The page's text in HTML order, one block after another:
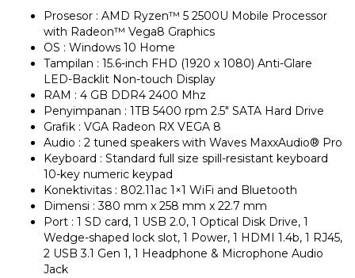
Prosesor : AMD Ryzen™ 5 2500U Mobile Processor
with Radeon™ Vega8 Graphics
OS : Windows 10 Home
Tampilan : 15.6-inch FHD (1920 x 1080) Anti-Glare
LED-Backlit Non-touch Display
RAM : 4 GB DDR4 2400 Mhz
Penyimpanan : 1TB 5400 rpm 2.5″ SATA Hard Drive
Grafik : VGA Radeon RX VEGA 8
Audio : 2 tuned speakers with Waves MaxxAudio® Pro
Keyboard : Standard full size spill-resistant keyboard
10-key numeric keypad
Konektivitas : 802.11ac 1×1 WiFi and Bluetooth
Dimensi : 380 mm x 258 mm x 22.7 mm
Port : 1 SD card, 1 USB 2.0, 1 Optical Disk Drive, 1
Wedge-shaped lock slot, 1 Power, 1 HDMI 1.4b, 1 RJ45,
2 USB 3.1 Gen 1, 1 Headphone & Microphone Audio
Jack